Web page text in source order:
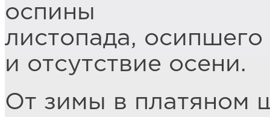
оспины
листопада,
и отсутствие осени.
От зимы в платяном